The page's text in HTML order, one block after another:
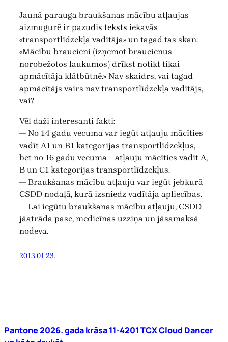
Jaunā parauga braukšanas mācību atļaujas
aizmugurē ir pazudis teksts iekavās
«transportlīdzekļa vadītāja» un tagad tas skan:
«Mācību braucieni (izņemot braucienus
norobežotos laukumos) drīkst notikt tikai
apmācītāja klātbūtnē.» Nav skaidrs, vai tagad
apmācītājs vairs nav transportlīdzekļa vadītājs,
vai?
Vēl daži interesanti fakti:
— No 14 gadu vecuma var iegūt atļauju mācīties
vadīt A1 un B1 kategorijas transportlīdzekļus,
bet no 16 gadu vecuma – atļauju mācīties vadīt A,
B un C1 kategorijas transportlīdzekļus.
— Braukšanas mācību atļauju var iegūt jebkurā
CSDD nodaļā, kurā izsniedz vadītāja apliecības.
— Lai iegūtu braukšanas mācību atļauju, CSDD
jāatrāda pase, medicīnas uzziņa un jāsamaksā
nodeva.
2013.01.23.
Pantone 2026. gada krāsa 11-4201 TCX Cloud Dancer